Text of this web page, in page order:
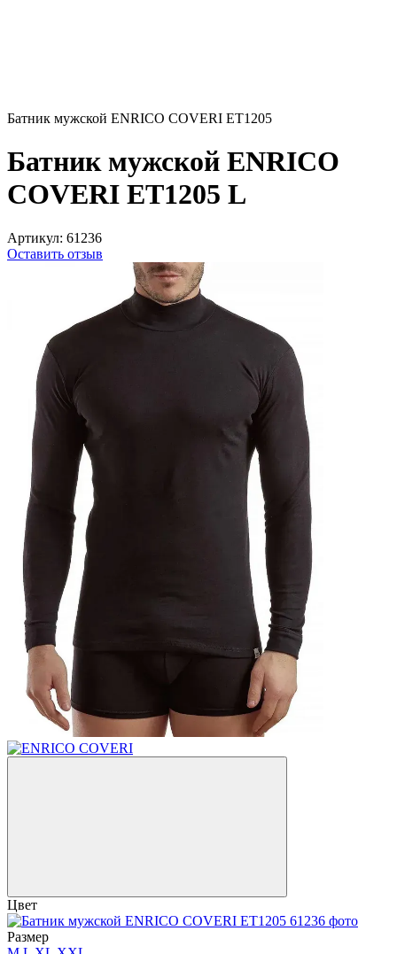
Батник мужской ENRICO COVERI ET1205
Батник мужской ENRICO
COVERI ET1205 L
Артикул: 61236
Оставить отзыв
Цвет
Размер